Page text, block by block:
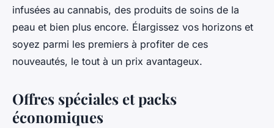
infusées au cannabis, des produits de soins de la
peau et bien plus encore. Élargissez vos horizons et
soyez parmi les premiers à profiter de ces
nouveautés, le tout à un prix avantageux.
Offres spéciales et packs
économiques